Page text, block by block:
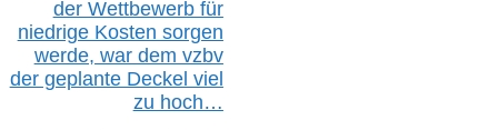
der Wettbewerb für
niedrige Kosten sorgen
werde, war dem vzbv
der geplante Deckel viel
zu hoch…